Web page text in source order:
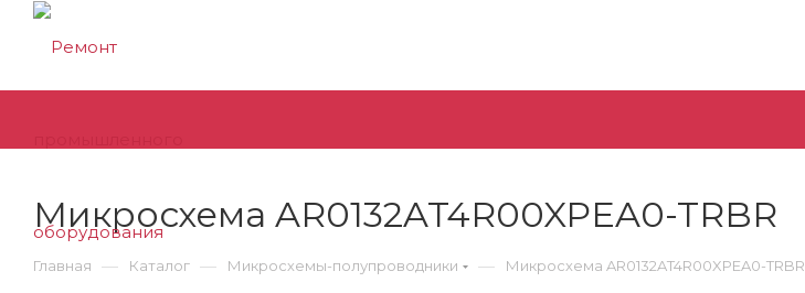
Микросхема AR0132AT4R00XPEA0-TRBR
Главная — Каталог — Микросхемы-полупроводники — Микросхема AR0132AT4R00XPEA0-TRBR